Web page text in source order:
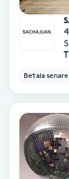
Torr
Torrborstning
Träning
Tvätt & Fön
Betala senare